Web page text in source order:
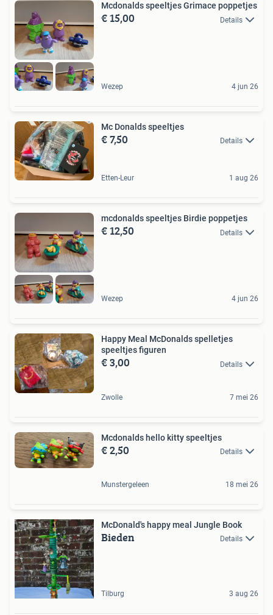
Mcdonalds speeltjes Grimace poppetjes
€ 15,00 Details
Wezep 4 jun 26
Mc Donalds speeltjes
€ 7,50 Details
Etten-Leur 1 aug 26
mcdonalds speeltjes Birdie poppetjes
€ 12,50 Details
Wezep 4 jun 26
Happy Meal McDonalds spelletjes
speeltjes figuren
€ 3,00 Details
Zwolle 7 mei 26
Mcdonalds hello kitty speeltjes
€ 2,50 Details
Munstergeleen 18 mei 26
McDonald's happy meal Jungle Book
Bieden Details
Tilburg 3 aug 26